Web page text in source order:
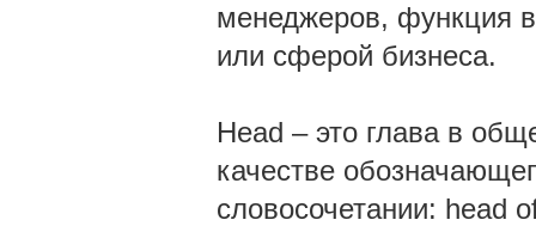
менеджеров, функция
или сферой бизнеса.
Head – это глава в
качестве
словосочетании: head